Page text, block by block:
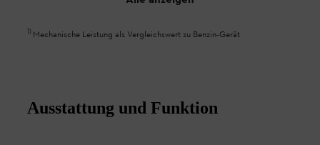
1) Mechanische Leistung als Vergleichswert zu Benzin-Gerät
Ausstattung und Funktion